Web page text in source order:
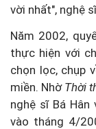
vời nhất", nghệ
Năm 2002,
thực hiện với
chọn lọc, chụp
miền. Nhờ Thời
nghệ sĩ Bá
vào tháng 4/